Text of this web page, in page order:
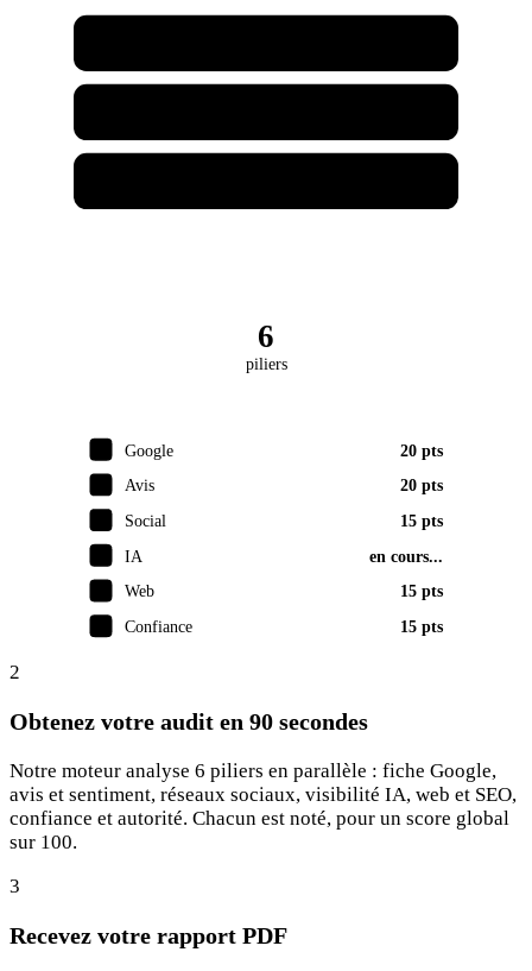
6
piliers
Google
20 pts
Avis
20 pts
Social
15 pts
IA en cours...
Web
15 pts
Confiance
15 pts
2
Obtenez votre audit en 90 secondes
Notre moteur analyse 6 piliers en parallèle : fiche Google,
avis et sentiment, réseaux sociaux, visibilité IA, web et SEO,
confiance et autorité. Chacun est noté, pour un score global
sur 100.
3
Recevez votre rapport PDF